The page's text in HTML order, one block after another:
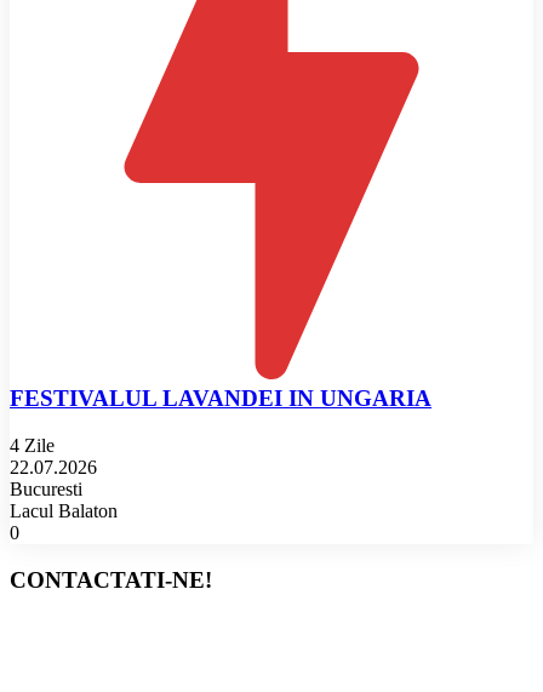
FESTIVALUL LAVANDEI IN UNGARIA
4 Zile
22.07.2026
Bucuresti
Lacul Balaton
0
CONTACTATI-NE!